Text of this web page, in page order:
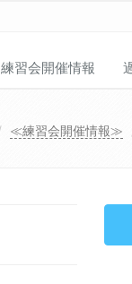
練習会開催情報
≪練習会開催情報≫